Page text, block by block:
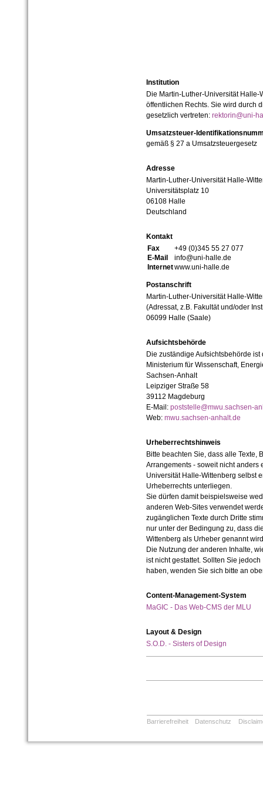
Institution
Die Martin-Luther-Universität
öffentlichen Rechts. Sie wird durch
gesetzlich vertreten: rektorin@uni-
Umsatzsteuer-
gemäß § 27 a Umsatzsteuergesetz
Adresse
Martin-Luther-Universität Halle-
Universitätsplatz 10
06108 Halle
Deutschland
Kontakt
Fax
+49 (0)345 55 27 077
E-Mail
info@uni-halle.de
Internetwww.uni-halle.de
Postanschrift
Martin-Luther-Universität Halle-
(Adressat, z.B. Fakultät und/oder
06099 Halle (Saale)
Aufsichtsbehörde
Die zuständige Aufsichtsbehörde ist
Ministerium für Wissenschaft,
Sachsen-Anhalt
Leipziger Straße 58
39112 Magdeburg
E-Mail: poststelle@mwu.sachsen-
Web: mwu.sachsen-anhalt.de
Urheberrechtshinweis
Bitte beachten Sie, dass alle Texte,
Arrangements - soweit nicht anders
Universität Halle-Wittenberg selbst
Urheberrechts unterliegen.
Sie dürfen damit beispielsweise
anderen Web-Sites verwendet
zugänglichen Texte durch Dritte
nur unter der Bedingung zu, dass
Wittenberg als Urheber genannt
Die Nutzung der anderen Inhalte,
ist nicht gestattet. Sollten Sie
haben, wenden Sie sich bitte an
Content-Management-System
MaGIC - Das Web-CMS der MLU
Layout & Design
S.O.D. - Sisters of Design
Barrierefreiheit Datenschutz